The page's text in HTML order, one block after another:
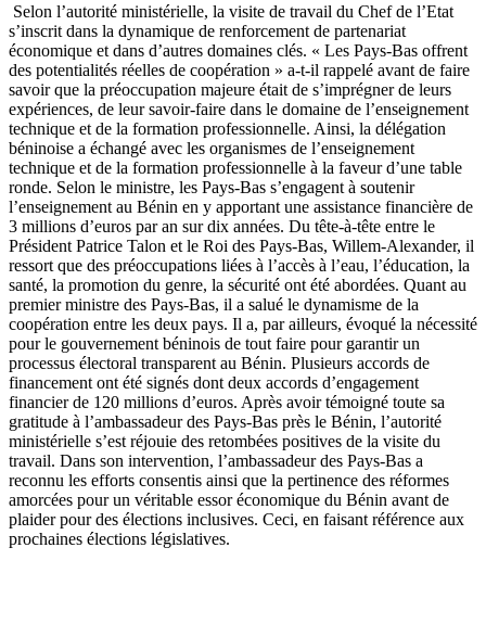
Selon l’autorité ministérielle, la visite de travail du Chef de l’Etat
s’inscrit dans la dynamique de renforcement de partenariat
économique et dans d’autres domaines clés. « Les Pays-Bas offrent
des potentialités réelles de coopération » a-t-il rappelé avant de faire
savoir que la préoccupation majeure était de s’imprégner de leurs
expériences, de leur savoir-faire dans le domaine de l’enseignement
technique et de la formation professionnelle. Ainsi, la délégation
béninoise a échangé avec les organismes de l’enseignement
technique et de la formation professionnelle à la faveur d’une table
ronde. Selon le ministre, les Pays-Bas s’engagent à soutenir
l’enseignement au Bénin en y apportant une assistance financière de
3 millions d’euros par an sur dix années. Du tête-à-tête entre le
Président Patrice Talon et le Roi des Pays-Bas, Willem-Alexander, il
ressort que des préoccupations liées à l’accès à l’eau, l’éducation, la
santé, la promotion du genre, la sécurité ont été abordées. Quant au
premier ministre des Pays-Bas, il a salué le dynamisme de la
coopération entre les deux pays. Il a, par ailleurs, évoqué la nécessité
pour le gouvernement béninois de tout faire pour garantir un
processus électoral transparent au Bénin. Plusieurs accords de
financement ont été signés dont deux accords d’engagement
financier de 120 millions d’euros. Après avoir témoigné toute sa
gratitude à l’ambassadeur des Pays-Bas près le Bénin, l’autorité
ministérielle s’est réjouie des retombées positives de la visite du
travail. Dans son intervention, l’ambassadeur des Pays-Bas a
reconnu les efforts consentis ainsi que la pertinence des réformes
amorcées pour un véritable essor économique du Bénin avant de
plaider pour des élections inclusives. Ceci, en faisant référence aux
prochaines élections législatives.